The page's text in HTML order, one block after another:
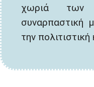
χωριά των
συναρπαστική
την